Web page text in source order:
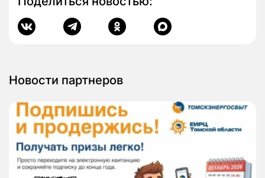
Новости партнеров